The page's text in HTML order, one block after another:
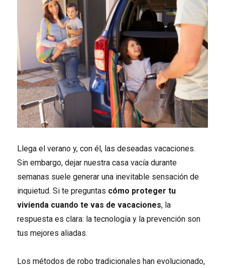
Llega el verano y, con él, las deseadas vacaciones.
Sin embargo, dejar nuestra casa vacía durante
semanas suele generar una inevitable sensación de
inquietud. Si te preguntas cómo proteger tu
vivienda cuando te vas de vacaciones, la
respuesta es clara: la tecnología y la prevención son
tus mejores aliadas.
Los métodos de robo tradicionales han evolucionado,